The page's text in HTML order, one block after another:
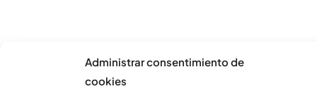
Administrar consentimiento de
cookies